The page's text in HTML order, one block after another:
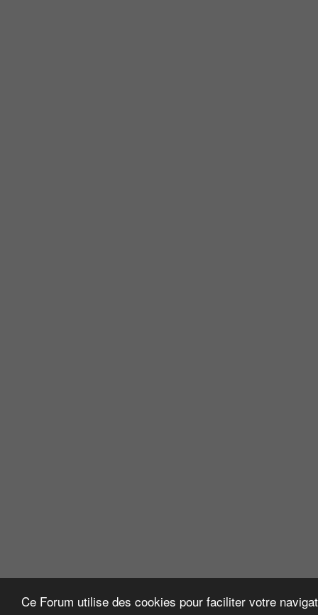
Ce Forum utilise des cookies pour faciliter votre